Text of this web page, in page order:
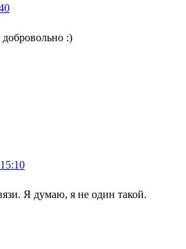
:)
Я думаю, я не один такой.